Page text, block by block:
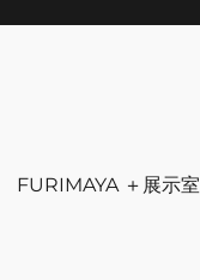
FURIMAYA ＋展示室